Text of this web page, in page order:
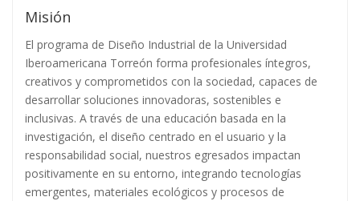
Misión
El programa de Diseño Industrial de la Universidad
Iberoamericana Torreón forma profesionales íntegros,
creativos y comprometidos con la sociedad, capaces de
desarrollar soluciones innovadoras, sostenibles e
inclusivas. A través de una educación basada en la
investigación, el diseño centrado en el usuario y la
responsabilidad social, nuestros egresados impactan
positivamente en su entorno, integrando tecnologías
emergentes, materiales ecológicos y procesos de